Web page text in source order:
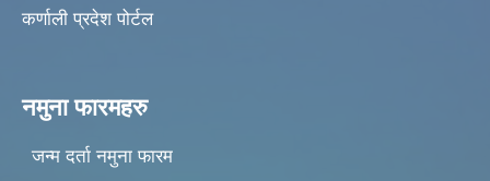
कर्णाली प्रदेश पोर्टल
नमुना फारमहरु
जन्म दर्ता नमुना फारम